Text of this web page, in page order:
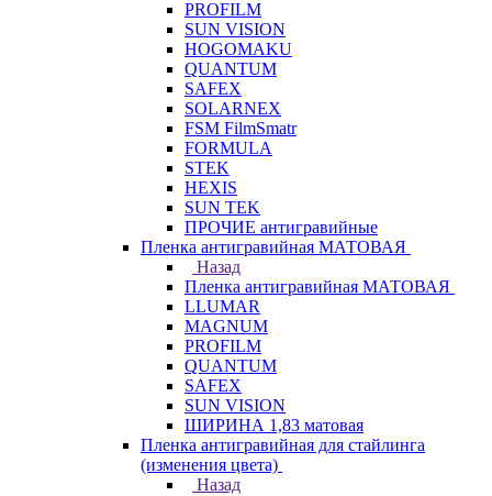
PROFILM
SUN VISION
HOGOMAKU
QUANTUM
SAFEX
SOLARNEX
FSM FilmSmatr
FORMULA
STEK
HEXIS
SUN TEK
ПРОЧИЕ антигравийные
Пленка антигравийная МАТОВАЯ
Назад
Пленка антигравийная МАТОВАЯ
LLUMAR
MAGNUM
PROFILM
QUANTUM
SAFEX
SUN VISION
ШИРИНА 1,83 матовая
Пленка антигравийная для стайлинга
(изменения цвета)
Назад